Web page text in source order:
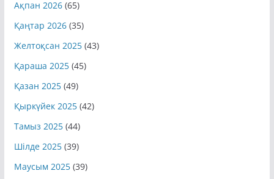
Ақпан 2026(65)
Қаңтар 2026(35)
Желтоқсан 2025(43)
Қараша 2025(45)
Қазан 2025(49)
Қыркүйек 2025(42)
Тамыз 2025(44)
Шілде 2025(39)
Маусым 2025(39)